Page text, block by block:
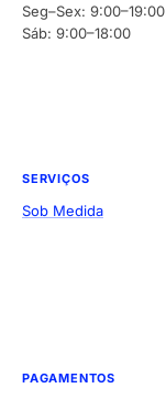
Seg–Sex: 9:00–19:00
Sáb: 9:00–18:00
SERVIÇOS
Sob Medida
PAGAMENTOS